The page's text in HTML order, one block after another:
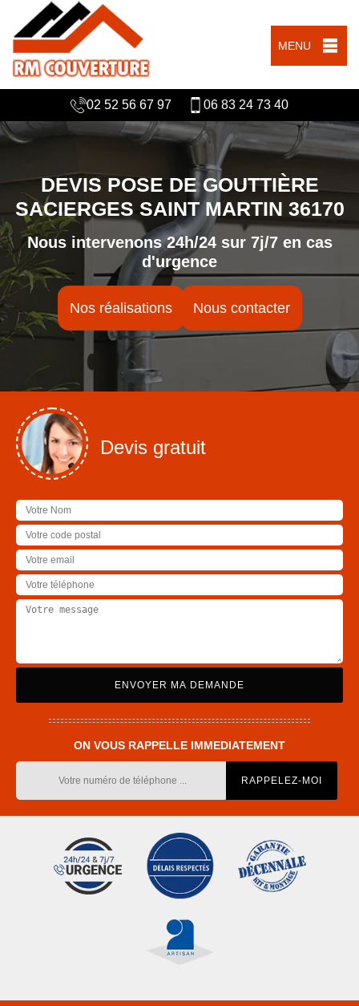
MENU
02 52 56 67 97 06 83 24 73 40
DEVIS POSE DE GOUTTIÈRE
SACIERGES SAINT MARTIN 36170
Nous intervenons 24h/24 sur 7j/7 en cas
d'urgence
Nos réalisations Nous contacter
Devis gratuit
ON VOUS RAPPELLE IMMEDIATEMENT